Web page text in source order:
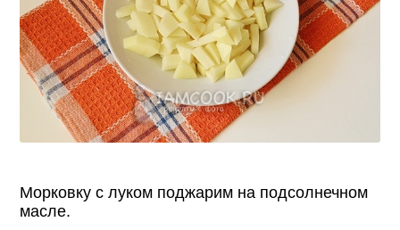
Морковку с луком поджарим на подсолнечном
масле.